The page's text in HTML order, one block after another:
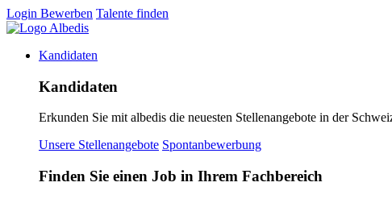
Login Bewerben Talente finden
Kandidaten
Kandidaten
Erkunden Sie mit albedis die neuesten Stellenangebote in der
Unsere Stellenangebote Spontanbewerbung
Finden Sie einen Job in Ihrem Fachbereich